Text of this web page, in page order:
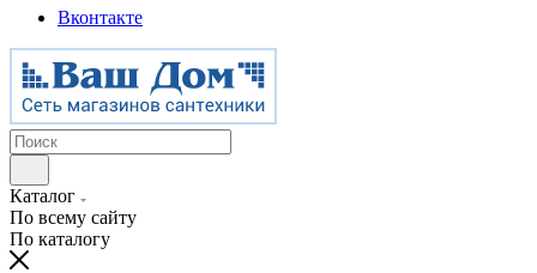
Вконтакте
Каталог
По всему сайту
По каталогу